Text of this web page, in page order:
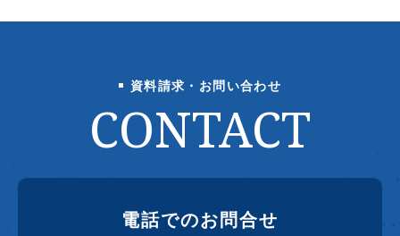
資料請求・お問い合わせ
CONTACT
電話でのお問合せ